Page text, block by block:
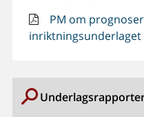
PM om
inriktningsunderlaget